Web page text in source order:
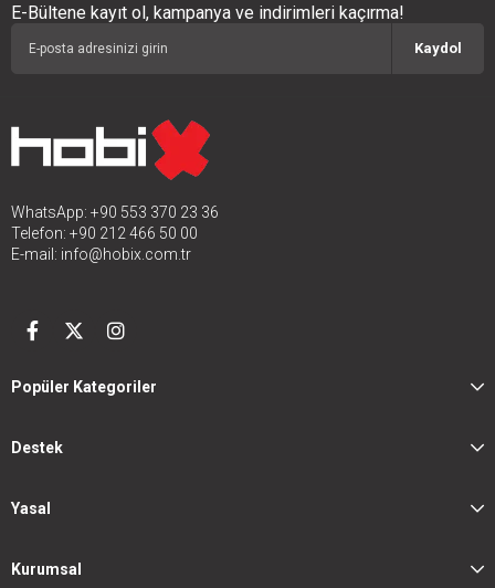
E-Bültene kayıt ol, kampanya ve indirimleri kaçırma!
Kaydol
WhatsApp: +90 553 370 23 36
Telefon: +90 212 466 50 00
E-mail: info@hobix.com.tr
Popüler Kategoriler
Destek
Yasal
Kurumsal